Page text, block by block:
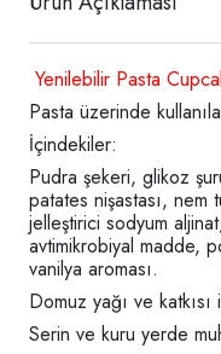
Yenilebilir Pasta
Pasta üzerinde
İçindekiler:
Pudra şekeri, glikoz
patates nişastası,
jelleştirici sodyum
avtimikrobiyal madde,
vanilya aroması.
Domuz yağı ve katkısı
Serin ve kuru yerde